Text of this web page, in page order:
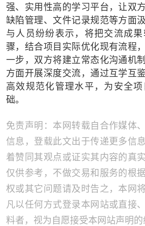
强、实用性高的学习平台，让双
缺陷管理、文件记录规范等方面
与人员纷纷表示，将把交流成
骤，结合项目实际优化现有流程
一步，双方将建立常态化沟通机
方面开展深度交流，通过互学互
高效规范化管理水平，为安全
础。
免责声明：本网转载自合作媒体
信息，登载此文出于传递更多信
着赞同其观点或证实其内容的真
仅供参考，不做交易和服务的根
权或其它问题请及时告之，本网
凡以任何方式登录本网站或直接
料者，视为自愿接受本网站声明的